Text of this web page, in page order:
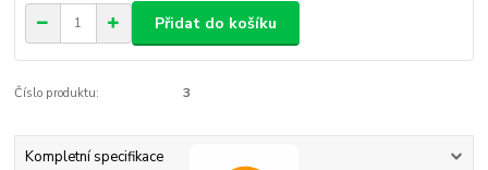
Přidat do košíku
Číslo produktu: 3
Kompletní specifikace